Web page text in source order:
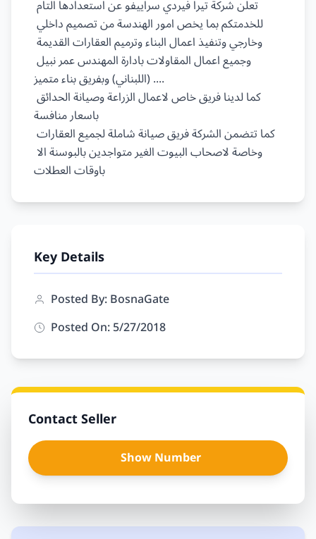
(اللبناني) وبفريق بناء متميز ....
باسعار منافسة
Key Details
Posted By: BosnaGate
Posted On: 5/27/2018
Contact Seller
Show Number